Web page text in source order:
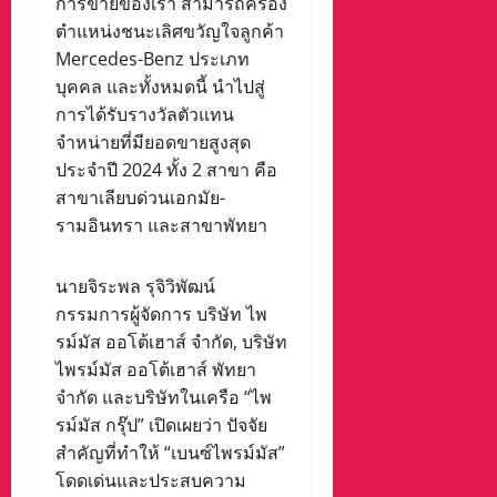
ตำแหน่งชนะเลิศขวัญใจลูกค้า
Mercedes-Benz ประเภท
บุคคล และทั้งหมดนี้ นำไปสู่
การได้รับรางวัลตัวแทน
จำหน่ายที่มียอดขายสูงสุด
ประจำปี 2024 ทั้ง 2 สาขา คือ
สาขาเลียบด่วนเอกมัย-
รามอินทรา และสาขาพัทยา
นายจิระพล รุจิวิพัฒน์
กรรมการผู้จัดการ บริษัท ไพ
รม์มัส ออโต้เฮาส์ จำกัด, บริษัท
ไพรม์มัส ออโต้เฮาส์ พัทยา
จำกัด และบริษัทในเครือ “ไพ
รม์มัส กรุ๊ป” เปิดเผยว่า ปัจจัย
สำคัญที่ทำให้ “เบนซ์ไพรม์มัส”
โดดเด่นและประสบความ